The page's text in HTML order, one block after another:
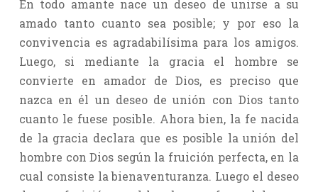
En todo amante nace un deseo de unirse a su
amado tanto cuanto sea posible; y por eso la
convivencia es agradabilísima para los amigos.
Luego, si mediante la gracia el hombre se
convierte en amador de Dios, es preciso que
nazca en él un deseo de unión con Dios tanto
cuanto le fuese posible. Ahora bien, la fe nacida
de la gracia declara que es posible la unión del
hombre con Dios según la fruición perfecta, en la
cual consiste la bienaventuranza. Luego el deseo